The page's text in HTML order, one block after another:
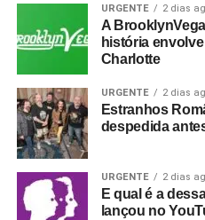
URGENTE 2 dias
A
história
Charlotte
URGENTE 2 dias
Estranhos
despedida
URGENTE 2 dias
E qual é a
lançou no